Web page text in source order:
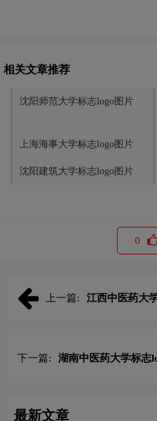
相关文章推荐
沈阳师范大学标志logo图片
上海海事大学标志logo图片
沈阳建筑大学标志logo图片
0
上一篇: 江西中医药大
下一篇: 湖南中医药大学标志
最新文章